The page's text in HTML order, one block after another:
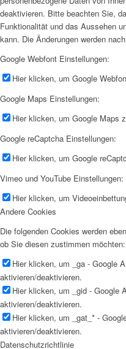
deaktivieren. Bitte beachten Sie,
Funktionalität und das Aussehen
kann. Die Änderungen werden
Google Webfont Einstellungen:
Hier klicken, um Google
Google Maps Einstellungen:
Hier klicken, um Google Maps
Google reCaptcha Einstellungen:
Hier klicken, um Google
Vimeo und YouTube Einstellungen:
Hier klicken, um
Andere Cookies
Die folgenden Cookies werden
ob Sie diesen zustimmen möchten:
Hier klicken, um _ga - Google
aktivieren/deaktivieren.
Hier klicken, um _gid - Google
aktivieren/deaktivieren.
Hier klicken, um _gat_* -
aktivieren/deaktivieren.
Datenschutzrichtlinie